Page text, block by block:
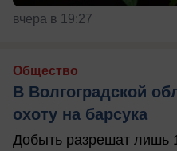
вчера в 19:27
Общество
В Волгоградской
охоту на барсука
Добыть разрешат лишь